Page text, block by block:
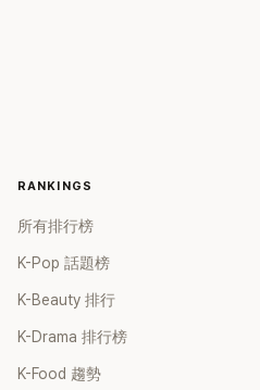
RANKINGS
所有排行榜
K-Pop 話題榜
K-Beauty 排行
K-Drama 排行榜
K-Food 趨勢